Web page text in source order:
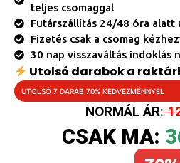
teljes csomaggal
Futárszállítás 24/48 óra alatt
Fizetés csak a csomag
30 nap visszaváltás indoklás
Utolsó darabok a
UTOLSÓ 7 DARAB 70% KEDVEZMÉNNYEL
NORMÁL ÁR:
CSAK MA: